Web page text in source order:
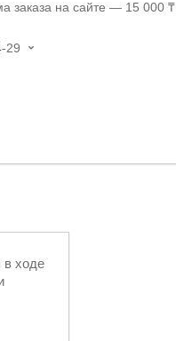
заказа на сайте — 15 000 ₸
29
в ходе